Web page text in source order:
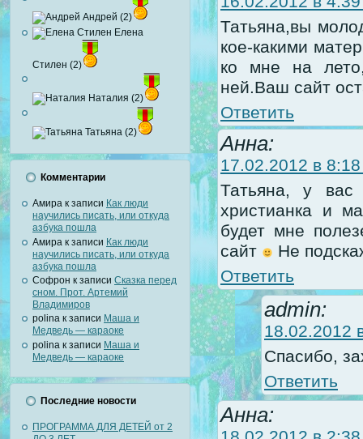
Андрей (2)
Елена
Стилен (2)
Наталия (2)
Татьяна (2)
Комментарии
Амира к записи Как люди
научились писать, или откуда
азбука пошла
Амира к записи Как люди
научились писать, или откуда
азбука пошла
Софрон к записи Сказка перед
сном. Прот. Артемий
Владимиров
polina к записи Маша и
Медведь — караоке
polina к записи Маша и
Медведь — караоке
Последние новости
ПРОГРАММА ДЛЯ ДЕТЕЙ от 2
Татьяна,вы
кое-какими
ко мне на
ней.Ваш сайт
Ответить
Анна:
17.02.2012 в
Татьяна, у
христианка и
будет мне
сайт
Не
Ответить
admin:
18.02.2012
Спасибо,
Ответить
Анна: